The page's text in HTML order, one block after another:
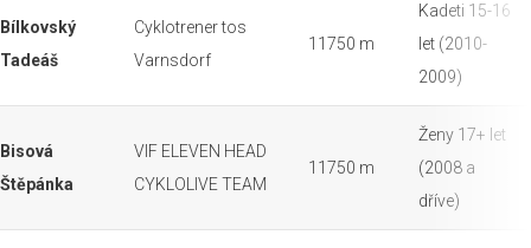
Bílkovský
Tadeáš
Cyklotrener tos
Varnsdorf
11750 m
Kadeti 15-16
let (2010-
2009)
Bisová
Štěpánka
VIF ELEVEN HEAD
CYKLOLIVE TEAM
11750 m
Ženy 17+ let
(2008 a
dříve)